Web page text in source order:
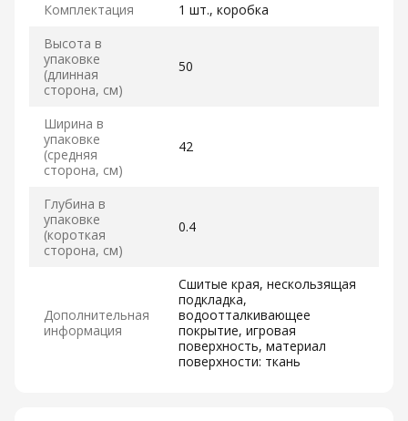
Комплектация
1 шт., коробка
Высота в
упаковке
(длинная
сторона, см)
50
Ширина в
упаковке
(средняя
сторона, см)
42
Глубина в
упаковке
(короткая
сторона, см)
0.4
Дополнительная
информация
Сшитые края, нескользящая
подкладка,
водоотталкивающее
покрытие, игровая
поверхность, материал
поверхности: ткань